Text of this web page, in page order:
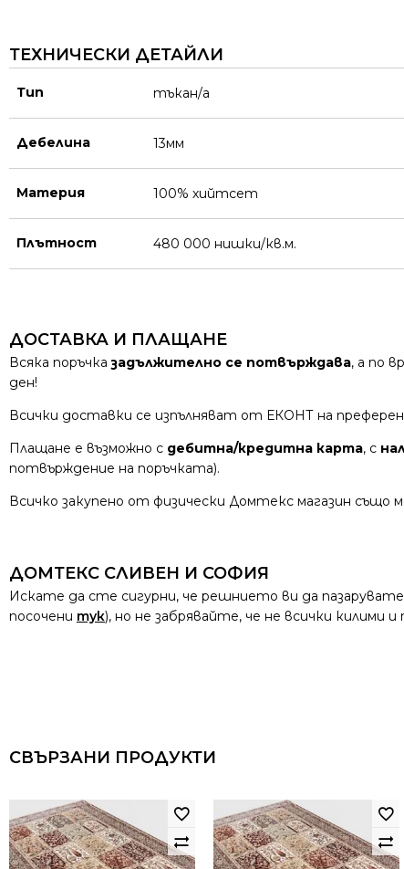
ТЕХНИЧЕСКИ ДЕТАЙЛИ
Тип тъкан/а
Дебелина 13мм
Материя 100% хийтсет
Плътност 480 000 нишки/кв.м.
ДОСТАВКА И ПЛАЩАНЕ
Всяка поръчказадължително се потвърждава, а по
ден!
Всички доставки се изпълняват от ЕКОНТ на
Плащане е възможно с дебитна/кредитна карта, с
потвърждение на поръчката).
Всичко закупено от физически Домтекс магазин също
ДОМТЕКС СЛИВЕН И СОФИЯ
Искате да сте сигурни, че решнието ви да
посочени тук), но не забрявайте, че не всички килими
СВЪРЗАНИ ПРОДУКТИ